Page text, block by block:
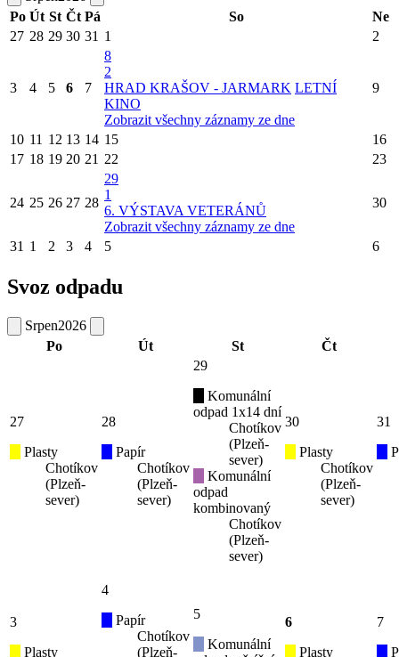
Po Út St Čt Pá So
Ne
27 28 29 30 31 1 2
3 4 5 6 7
8
2
HRAD KRAŠOV - JARMARK LETNÍ
KINO
Zobrazit všechny záznamy ze dne
9
10 11 12 13 14 15
16
17 18 19 20 21 22 23
24 25 26 27 28
29
1
6. VÝSTAVA VETERÁNŮ
Zobrazit všechny záznamy ze dne
30
31 1 2 3 4 5 6
Svoz odpadu
Srpen2026
Po
Út St Čt
27
Plasty
Chotíkov
(Plzeň-
sever)
28
Papír
Chotíkov
(Plzeň-
sever)
29
Komunální
odpad 1x14 dní
Chotíkov
(Plzeň-
sever)
Komunální
odpad
kombinovaný
Chotíkov
(Plzeň-
sever)
30
Plasty
Chotíkov
(Plzeň-
sever)
31
3
Plasty
4
Papír
Chotíkov
(Plzeň-
5
Komunální
6
Plasty
7